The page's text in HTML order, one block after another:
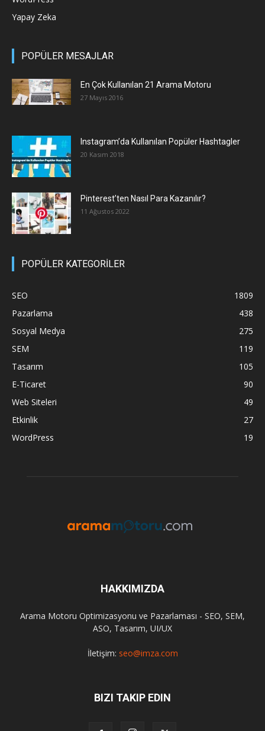
Yapay Zeka
POPÜLER MESAJLAR
En Çok Kullanılan 21 Arama Motoru
27 Mayıs 2016
Instagram’da Kullanılan Popüler Hashtagler
20 Kasım 2018
Pinterest’ten Nasıl Para Kazanılır?
11 Ağustos 2022
POPÜLER KATEGORİLER
SEO
1809
Pazarlama
438
Sosyal Medya
275
SEM
119
Tasarım
105
E-Ticaret
90
Web Siteleri
49
Etkinlik
27
WordPress
19
HAKKIMIZDA
Arama Motoru Optimizasyonu ve Pazarlaması - SEO, SEM,
ASO, Tasarım, UI/UX
İletişim: seo@imza.com
BIZI TAKIP EDIN